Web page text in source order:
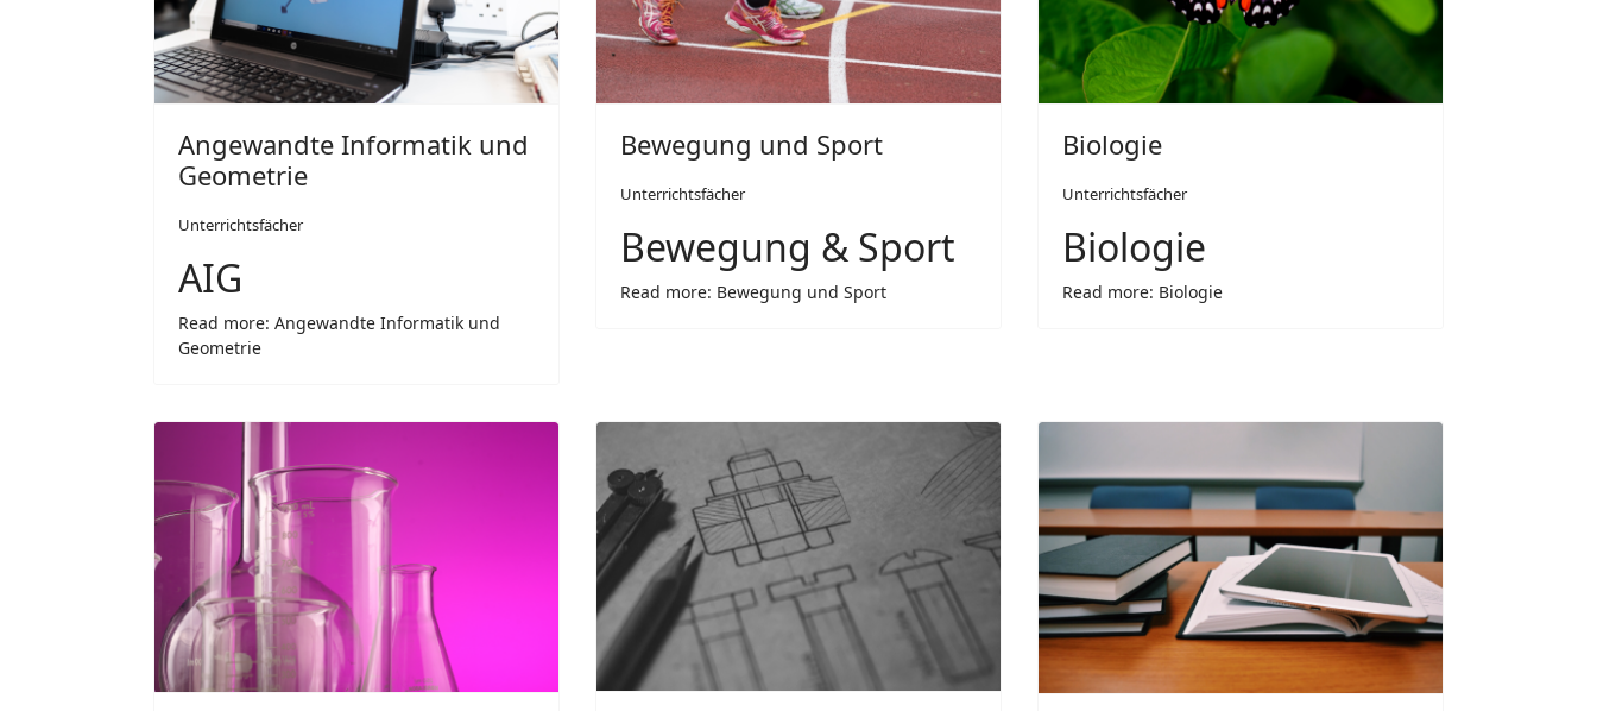
Angewandte Informatik und
Geometrie
Unterrichtsfächer
AIG
Read more: Angewandte Informatik und
Geometrie
Bewegung und Sport
Unterrichtsfächer
Bewegung & Sport
Read more: Bewegung und Sport
Biologie
Unterrichtsfächer
Biologie
Read more: Biologie